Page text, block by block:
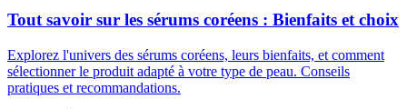
Tout savoir sur les sérums coréens : Bienfaits et choix
Explorez l'univers des sérums coréens, leurs bienfaits, et comment
sélectionner le produit adapté à votre type de peau. Conseils
pratiques et recommandations.